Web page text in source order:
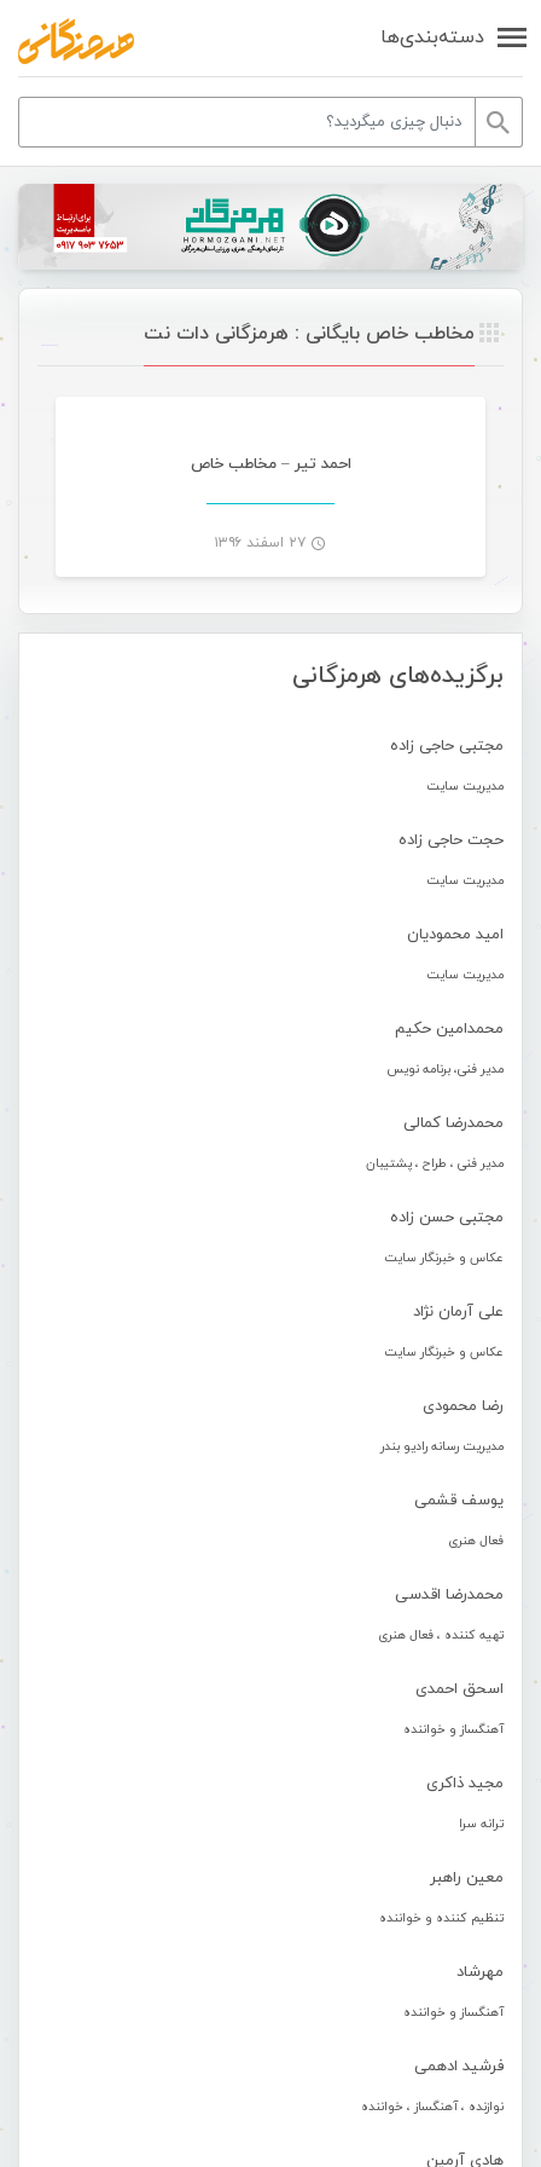
دسته‌بندی‌ها
برگزیده‌های هرمزگانی
مجتبی حاجی زاده
مدیریت سایت
حجت حاجی زاده
مدیریت سایت
امید محمودیان
مدیریت سایت
محمدامین حکیم
مدیر فنی، برنامه نویس
محمدرضا کمالی
مدیر فنی ، طراح ، پشتیبان
مجتبی حسن زاده
عکاس و خبرنگار سایت
علی آرمان نژاد
عکاس و خبرنگار سایت
رضا محمودی
مدیریت رسانه رادیو بندر
یوسف قشمی
فعال هنری
محمدرضا اقدسی
تهیه کننده ، فعال هنری
اسحق احمدی
آهنگساز و خواننده
مجید ذاکری
ترانه سرا
معین راهبر
تنظیم کننده و خواننده
مهرشاد
آهنگساز و خواننده
فرشید ادهمی
نوازنده ، آهنگساز ، خواننده
هادی آرمین
مخاطب خاص بایگانی : هرمزگانی دات نت
احمد تیر – مخاطب خاص
۲۷ اسفند ۱۳۹۶